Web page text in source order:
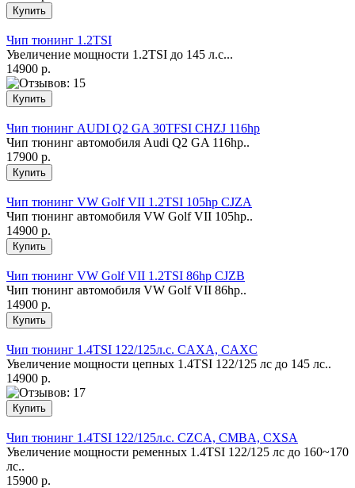
Чип тюнинг 1.2TSI
Увеличение мощности 1.2TSI до 145 л.с...
14900 р.
Чип тюнинг AUDI Q2 GA 30TFSI CHZJ 116hp
Чип тюнинг автомобиля Audi Q2 GA 116hp..
17900 р.
Чип тюнинг VW Golf VII 1.2TSI 105hp CJZA
Чип тюнинг автомобиля VW Golf VII 105hp..
14900 р.
Чип тюнинг VW Golf VII 1.2TSI 86hp CJZB
Чип тюнинг автомобиля VW Golf VII 86hp..
14900 р.
Чип тюнинг 1.4TSI 122/125л.с. CAXA, CAXС
Увеличение мощности цепных 1.4TSI 122/125 лс до 145 лс..
14900 р.
Чип тюнинг 1.4TSI 122/125л.с. CZCA, CMBA, CXSA
Увеличение мощности ременных 1.4TSI 122/125 лс до 160~170
лс..
15900 р.